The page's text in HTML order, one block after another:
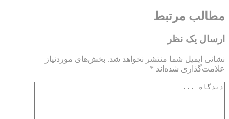
مطالب مرتبط
ارسال یک نظر
نشانی ایمیل شما منتشر نخواهد شد. بخش‌های موردنیاز
علامت‌گذاری شده‌اند *